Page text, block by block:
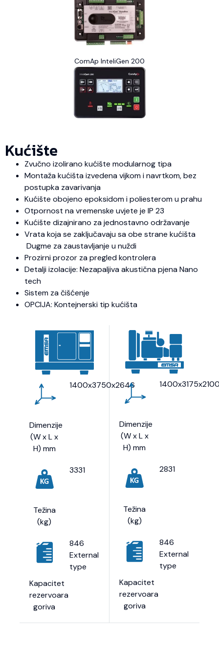
ComAp InteliGen 200
Kućište
Zvučno izolirano kućište modularnog tipa
Montaža kućišta izvedena vijkom i navrtkom, bez
postupka zavarivanja
Kućište obojeno epoksidom i poliesterom u prahu
Otpornost na vremenske uvjete je IP 23
Kućište dizajnirano za jednostavno održavanje
Vrata koja se zaključavaju sa obe strane kućišta
Dugme za zaustavljanje u nuždi
Prozirni prozor za pregled kontrolera
Detalji izolacije: Nezapaljiva akustična pjena Nano
tech
Sistem za čišćenje
OPCIJA: Kontejnerski tip kućišta
Dimenzije
(W x L x
H) mm
1400x3750x2646
Težina
(kg)
3331
Kapacitet
rezervoara
goriva
846
External
type
Dimenzije
(W x L x
H) mm
Težina
(kg)
2831
Kapacitet
rezervoara
goriva
846
External
type